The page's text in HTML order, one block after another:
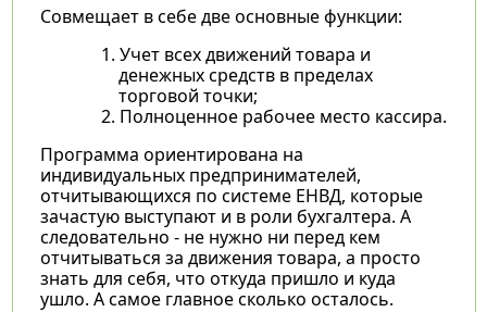
Совмещает в себе две основные функции:
Учет всех движений товара и
денежных средств в пределах
торговой точки;
Полноценное рабочее место кассира.
Программа ориентирована на
индивидуальных предпринимателей,
отчитывающихся по системе ЕНВД, которые
зачастую выступают и в роли бухгалтера. А
следовательно - не нужно ни перед кем
отчитываться за движения товара, а просто
знать для себя, что откуда пришло и куда
ушло. А самое главное сколько осталось.